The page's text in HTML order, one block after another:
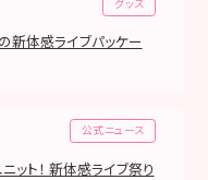
新体感ライブパッケー
公式ニュース
ット！ 新体感ライブ祭り